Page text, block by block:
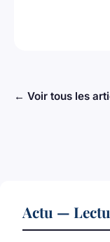
← Voir tous les
Actu —